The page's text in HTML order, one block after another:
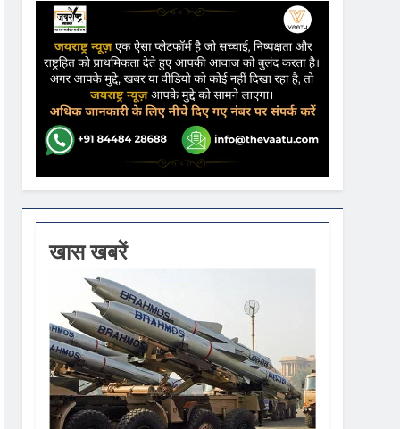
की आशंका
कहा- कार्यक्रम से सरकार का कोई संबंध नहीं
वस्त्रों को मिलेगा बढ़ावा
खास खबरें